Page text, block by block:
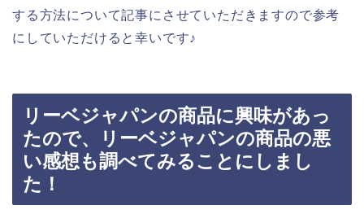
する方法について記事にさせていただきますので参考
にしていただけると幸いです♪
リーベジャパンの商品に興味があっ
たので、リーベジャパンの商品の悪
い感想も調べてみることにしまし
た！